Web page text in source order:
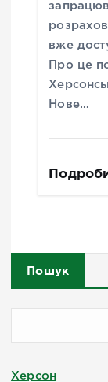
вже
Про це
Нове…
Пошук
Херсон